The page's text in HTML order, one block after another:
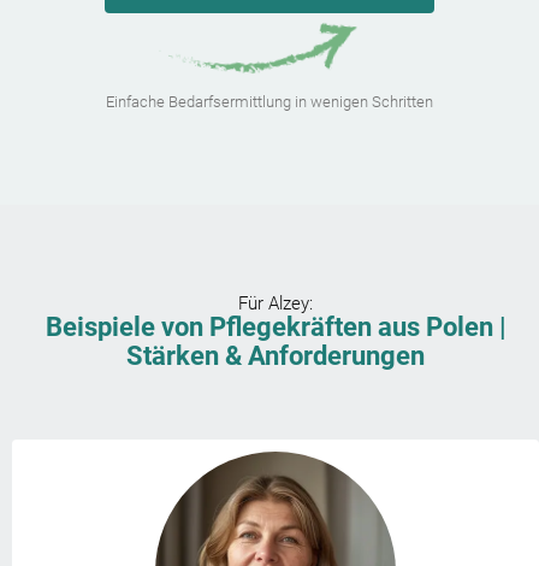
Einfache Bedarfsermittlung in wenigen Schritten
Für Alzey:
Beispiele von Pflegekräften aus Polen |
Stärken & Anforderungen